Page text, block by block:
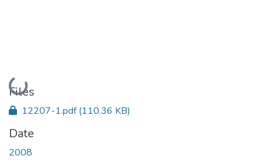
Loading...
Files
12207-1.pdf(110.36 KB)
Date
2008